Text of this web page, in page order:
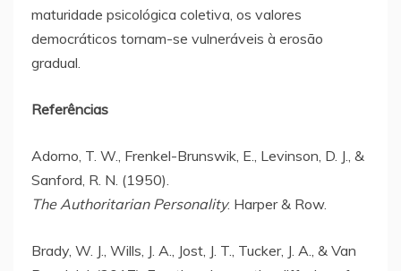
maturidade psicológica coletiva, os valores
democráticos tornam-se vulneráveis à erosão
gradual.
Referências
Adorno, T. W., Frenkel-Brunswik, E., Levinson, D. J., &
Sanford, R. N. (1950).
The Authoritarian Personality. Harper & Row.
Brady, W. J., Wills, J. A., Jost, J. T., Tucker, J. A., & Van